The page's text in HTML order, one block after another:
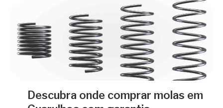
Descubra onde comprar molas em